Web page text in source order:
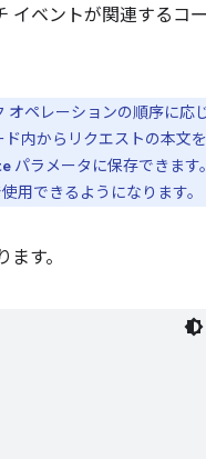
イベントが関連するコ
ペレーションの順序に応
内からリクエストの本文
パラメータに保存できます
用できるようになります。
す。